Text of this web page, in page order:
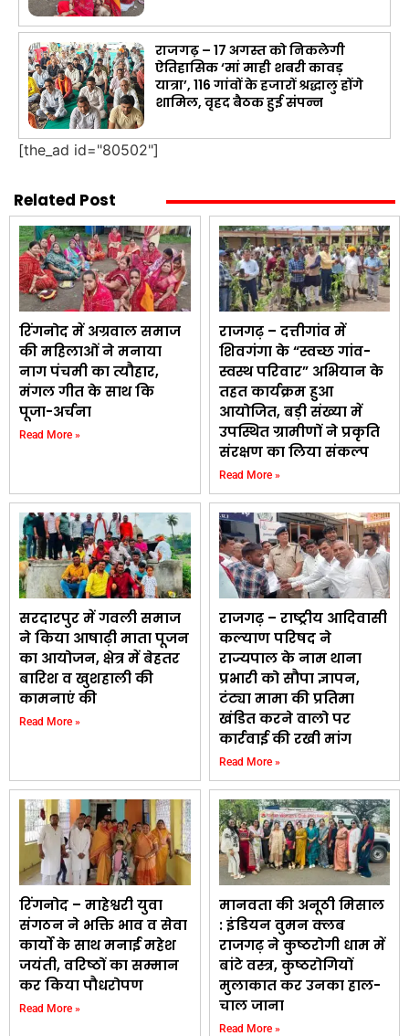
राजगढ़ – 17 अगस्त को निकलेगी
ऐतिहासिक ‘मां माही शबरी कावड़
यात्रा’, 116 गांवों के हजारों श्रद्धालु होंगे
शामिल, वृहद बैठक हुई संपन्न
[the_ad id="80502"]
Related Post
रिंगनोद में अग्रवाल समाज
की महिलाओं ने मनाया
नाग पंचमी का त्यौहार,
मंगल गीत के साथ कि
पूजा-अर्चना
Read More »
राजगढ़ – दत्तीगांव में
शिवगंगा के “स्वच्छ गांव-
स्वस्थ परिवार” अभियान के
तहत कार्यक्रम हुआ
आयोजित, बड़ी संख्या में
उपस्थित ग्रामीणों ने प्रकृति
संरक्षण का लिया संकल्प
Read More »
सरदारपुर में गवली समाज
ने किया आषाढ़ी माता पूजन
का आयोजन, क्षेत्र में बेहतर
बारिश व खुशहाली की
कामनाएं की
Read More »
राजगढ़ – राष्ट्रीय आदिवासी
कल्याण परिषद ने
राज्यपाल के नाम थाना
प्रभारी को सौपा ज्ञापन,
टंट्या मामा की प्रतिमा
खंडित करने वालो पर
कार्रवाई की रखी मांग
Read More »
रिंगनोद – माहेश्वरी युवा
संगठन ने भक्ति भाव व सेवा
कार्यो के साथ मनाई महेश
जयंती, वरिष्ठों का सम्मान
कर किया पौधरोपण
Read More »
मानवता की अनूठी मिसाल
: इंडियन वुमन क्लब
राजगढ़ ने कुष्ठरोगी धाम में
बांटे वस्त्र, कुष्ठरोगियों
मुलाकात कर उनका हाल-
चाल जाना
Read More »